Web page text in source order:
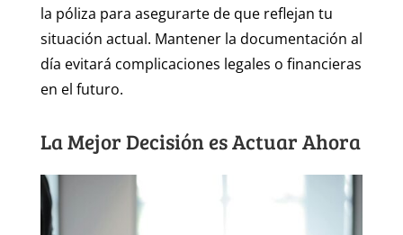
la póliza para asegurarte de que reflejan tu
situación actual. Mantener la documentación al
día evitará complicaciones legales o financieras
en el futuro.
La Mejor Decisión es Actuar Ahora